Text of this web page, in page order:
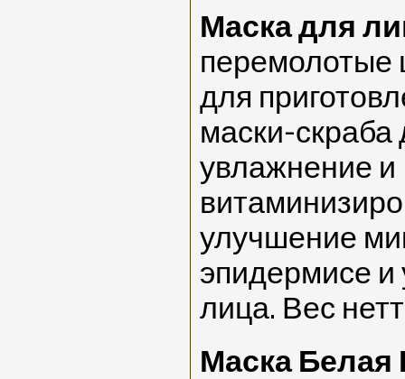
Маска для
перемолотые
для
маски-скраба
увлажнение и
улучшение
эпидермисе и
лица. Вес
Маска Белая